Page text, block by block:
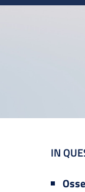
IN